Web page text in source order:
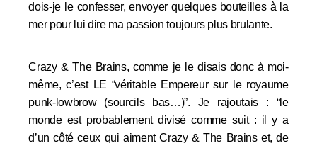
dois-je le confesser, envoyer quelques bouteilles à la
mer pour lui dire ma passion toujours plus brulante.
Crazy & The Brains, comme je le disais donc à moi-
même, c’est LE “véritable Empereur sur le royaume
punk-lowbrow (sourcils bas…)”. Je rajoutais : “le
monde est probablement divisé comme suit : il y a
d’un côté ceux qui aiment Crazy & The Brains et, de